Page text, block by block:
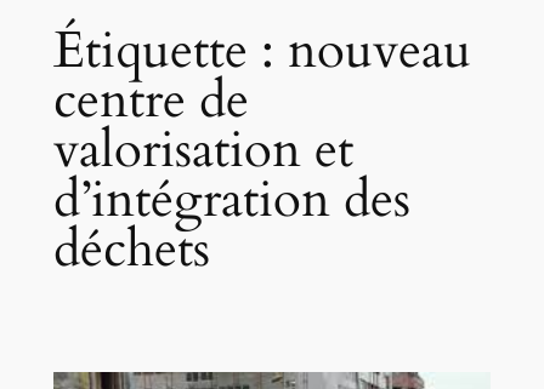
Étiquette : nouveau
centre de
valorisation et
d’intégration des
déchets